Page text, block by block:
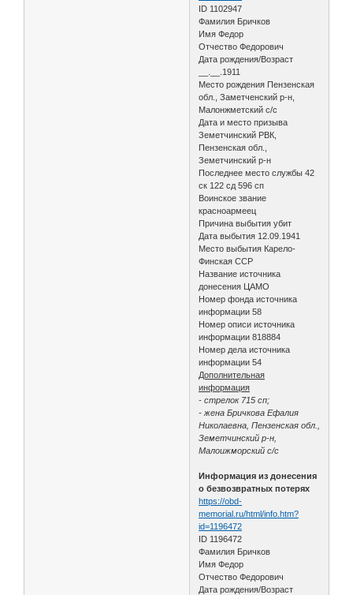
ID 1102947
Фамилия Бричков
Имя Федор
Отчество Федорович
Дата рождения/Возраст
__.__.1911
Место рождения Пензенская
обл., Заметченский р-н,
Малонжметский с/с
Дата и место призыва
Земетчинский РВК,
Пензенская обл.,
Земетчинский р-н
Последнее место службы 42
ск 122 сд 596 сп
Воинское звание
красноармеец
Причина выбытия убит
Дата выбытия 12.09.1941
Место выбытия Карело-
Финская ССР
Название источника
донесения ЦАМО
Номер фонда источника
информации 58
Номер описи источника
информации 818884
Номер дела источника
информации 54
Дополнительная
информация
- стрелок 715 сп;
- жена Бричкова Ефалия
Николаевна, Пензенская обл.,
Земетчинский р-н,
Малоижморский с/с
Информация из донесения
о безвозвратных потерях
https://obd-
memorial.ru/html/info.htm?
id=1196472
ID 1196472
Фамилия Бричков
Имя Федор
Отчество Федорович
Дата рождения/Возраст